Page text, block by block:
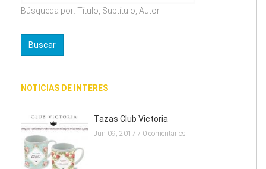
Búsqueda por: Título, Subtítulo, Autor
NOTICIAS DE INTERES
Tazas Club Victoria
Jun 09, 2017 / 0 comentarios